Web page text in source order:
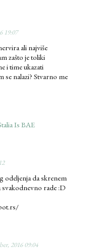
19:07
ali najviše
zašto je toliki
i time ukazati
se nalazi? Stvarno me
Is BAE
odeljenja da skrenem
svakodnevno rade :D
2016 09:04